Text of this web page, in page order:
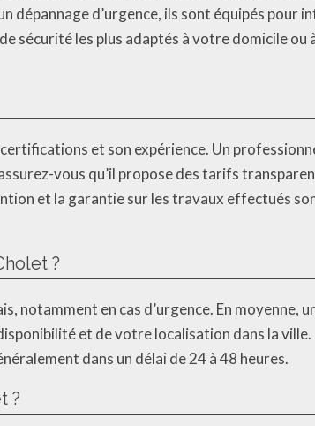
dépannage d’urgence, ils sont équipés pour
sécurité les plus adaptés à votre domicile ou
et son expérience. Un
vous qu’il propose des tarifs
et la garantie sur les travaux effectués
?
notamment en cas d’urgence. En moyenne,
et de votre localisation dans la
dans un délai de 24 à 48 heures.
?